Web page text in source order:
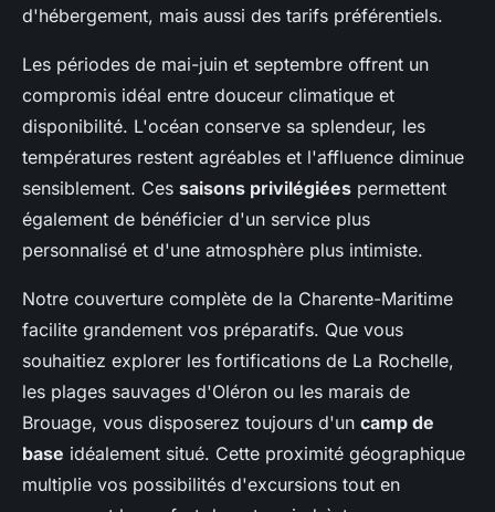
d'hébergement, mais aussi des tarifs préférentiels.
Les périodes de mai-juin et septembre offrent un
compromis idéal entre douceur climatique et
disponibilité. L'océan conserve sa splendeur, les
températures restent agréables et l'affluence diminue
sensiblement. Ces saisons privilégiées permettent
également de bénéficier d'un service plus
personnalisé et d'une atmosphère plus intimiste.
Notre couverture complète de la Charente-Maritime
facilite grandement vos préparatifs. Que vous
souhaitiez explorer les fortifications de La Rochelle,
les plages sauvages d'Oléron ou les marais de
Brouage, vous disposerez toujours d'un camp de
base idéalement situé. Cette proximité géographique
multiplie vos possibilités d'excursions tout en